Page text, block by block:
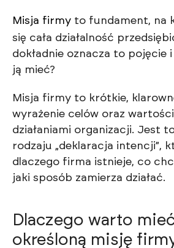
Misja firmy to fundament, na
się cała działalność
dokładnie oznacza to pojęcie
ją mieć?
Misja firmy to krótkie,
wyrażenie celów oraz
działaniami organizacji. Jest
rodzaju „deklaracja intencji”,
dlaczego firma istnieje, co
jaki sposób zamierza działać.
Dlaczego warto
określoną misję